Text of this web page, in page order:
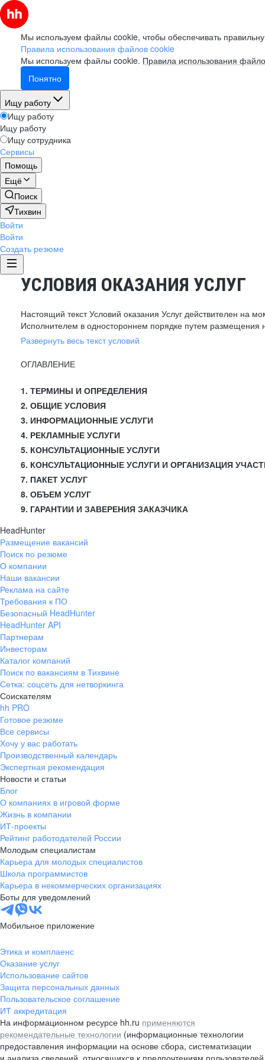
Мы используем файлы cookie, чтобы обеспечивать
Правила использования файлов cookie
Мы используем файлы cookie. Правила использования
Понятно
Ищу работу
Ищу работу
Ищу работу
Ищу сотрудника
Сервисы
Помощь
Ещё
Поиск
Тихвин
Войти
Войти
Создать резюме
УСЛОВИЯ ОКАЗАНИЯ УСЛУГ
Настоящий текст Условий оказания Услуг действителен на
Исполнителем в одностороннем порядке путем размещения
Развернуть весь текст условий
ОГЛАВЛЕНИЕ
1. ТЕРМИНЫ И ОПРЕДЕЛЕНИЯ
2. ОБЩИЕ УСЛОВИЯ
3. ИНФОРМАЦИОННЫЕ УСЛУГИ
4. РЕКЛАМНЫЕ УСЛУГИ
5. КОНСУЛЬТАЦИОННЫЕ УСЛУГИ
6. КОНСУЛЬТАЦИОННЫЕ УСЛУГИ И ОРГАНИЗАЦИЯ
7. ПАКЕТ УСЛУГ
8. ОБЪЕМ УСЛУГ
9. ГАРАНТИИ И ЗАВЕРЕНИЯ ЗАКАЗЧИКА
HeadHunter
Размещение вакансий
Поиск по резюме
О компании
Наши вакансии
Реклама на сайте
Требования к ПО
Безопасный HeadHunter
HeadHunter API
Партнерам
Инвесторам
Каталог компаний
Поиск по вакансиям в Тихвине
Сетка: соцсеть для нетворкинга
Соискателям
hh PRO
Готовое резюме
Все сервисы
Хочу у вас работать
Производственный календарь
Экспертная рекомендация
Новости и статьи
Блог
О компаниях в игровой форме
Жизнь в компании
ИТ-проекты
Рейтинг работодателей России
Молодым специалистам
Карьера для молодых специалистов
Школа программистов
Карьера в некоммерческих организациях
Боты для уведомлений
Мобильное приложение
Этика и комплаенс
Оказание услуг
Использование сайтов
Защита персональных данных
Пользовательское соглашение
ИТ аккредитация
На информационном ресурсе hh.ru применяются
рекомендательные технологии (информационные технологии
предоставления информации на основе сбора, систематизации
и анализа сведений, относящихся к предпочтениям пользователей